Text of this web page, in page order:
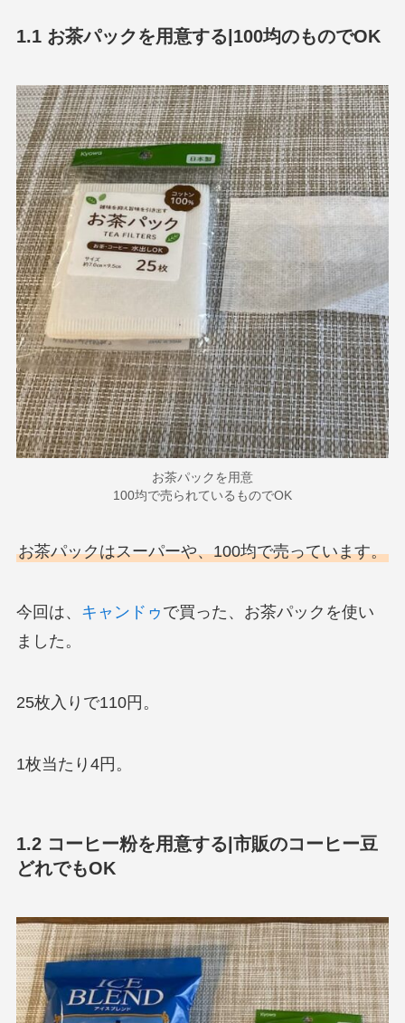
1.1 お茶パックを用意する|100均のものでOK
お茶パックを用意
100均で売られているものでOK
お茶パックはスーパーや、100均で売っています。
今回は、 キャンドゥ で買った、お茶パックを使い
ました。
25枚入りで110円。
1枚当たり4円。
1.2 コーヒー粉を用意する|市販のコーヒー豆
どれでもOK